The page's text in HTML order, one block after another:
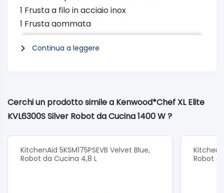
1 Frusta a filo in acciaio inox
1 Frusta gommata
1 Utensile di mescolamento
Funzioni:
Funzione di mescolamento: Sì
Misure:
Peso (kg): 8.9
Continua a leggere
Cerchi un prodotto simile a Kenwood*Chef XL Elite
KVL6300S Silver Robot da Cucina 1400 W ?
KitchenAid 5KSM175PSEVB Velvet Blue,
Robot da Cucina 4,8 L
Robot